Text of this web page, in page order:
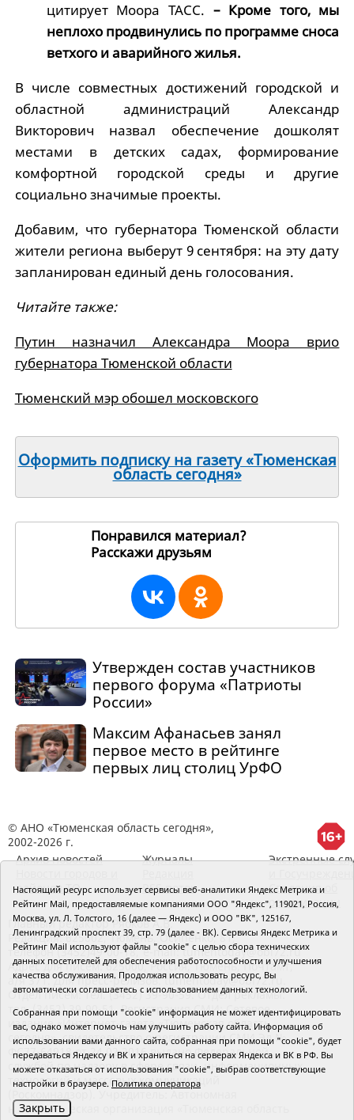
цитирует Моора ТАСС. – Кроме того, мы
неплохо продвинулись по программе сноса
ветхого и аварийного жилья.
В числе совместных достижений городской и
областной администраций Александр
Викторович назвал обеспечение дошколят
местами в детских садах, формирование
комфортной городской среды и другие
социально значимые проекты.
Добавим, что губернатора Тюменской области
жители региона выберут 9 сентября: на эту дату
запланирован единый день голосования.
Читайте также:
Путин назначил Александра Моора врио
губернатора Тюменской области
Тюменский мэр обошел московского
Оформить подписку на газету «Тюменская
область сегодня»
Понравился материал?
Расскажи друзьям
Утвержден состав участников
первого форума «Патриоты
России»
Максим Афанасьев занял
первое место в рейтинге
первых лиц столиц УрФО
© АНО «Тюменская область сегодня»,
2002-2026 г.
Архив новостей
районов ТО
Журналы
RSS поток
Экстренные
Сведения об
организации
Главный редактор Рябков А.В.
Редакция: 625002, Тюмень, Осипенко, 81,
телефон (3452)49-00-18, e-mail: tumentoday@obl72.ru
Адрес для писем: 625000, Россия, Тюмень, Почтамт,
а/я 371. Для пресс-релизов: tumentoday@obl72.ru.
Отдел писем: тел. (3452) 39-90-59. Отдел рекламы:
тел. (3452) 39-90-51. Регистрация СМИ: Сетевое
издание «Интернет-газета «Тюменская область
сегодня», свидетельство о регистрации СМИ Эл №
ФС77-64918 от 24.02.2016 выдано Федеральной
службой по надзору в сфере связи, информационных
технологий и массовых коммуникаций
некоммерческая организация «Тюменская область
Настоящий ресурс использует сервисы веб-аналитики Яндекс Метрика и
Рейтинг Mail, предоставляемые компаниями ООО "Яндекс", 119021, Россия,
Москва, ул. Л. Толстого, 16 (далее — Яндекс) и ООО "ВК", 125167,
Ленинградский проспект 39, стр. 79 (далее - ВК). Сервисы Яндекс Метрика и
Рейтинг Mail используют файлы "cookie" с целью сбора технических
данных посетителей для обеспечения работоспособности и улучшения
качества обслуживания. Продолжая использовать ресурс, Вы
автоматически соглашаетесь с использованием данных технологий.
Собранная при помощи "cookie" информация не может идентифицировать
вас, однако может помочь нам улучшить работу сайта. Информация об
использовании вами данного сайта, собранная при помощи "cookie", будет
передаваться Яндексу и ВК и храниться на серверах Яндекса и ВК в РФ. Вы
можете отказаться от использования "cookie", выбрав соответствующие
настройки в браузере. Политика оператора
Закрыть